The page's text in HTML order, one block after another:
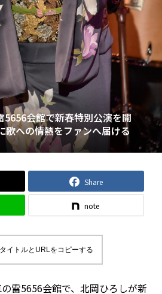
会館で新春特別公演を開
歌への情熱をファンへ届ける
Share
note
イトルとURLをコピーする
雷5656会館で、北岡ひろしが新